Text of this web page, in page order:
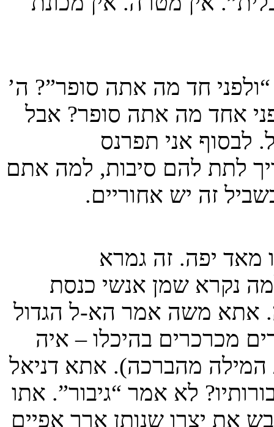
חד מה אתה סופר”? ה’
אחד מה אתה סופר? אבל
לבסוף אני תפרנס
לתת להם סיבות, למה אתם
זה יש אחוריים.
מאד יפה. זה גמרא
נקרא שמן אנשי כנסת
אתא משה אמר הא-ל הגדול
מכרכרים בהיכלו – איה
המילה מהברכה). אתא דניאל
לא אמר “גיבור”. אתו
את יצרו שנותן ארך אפיים